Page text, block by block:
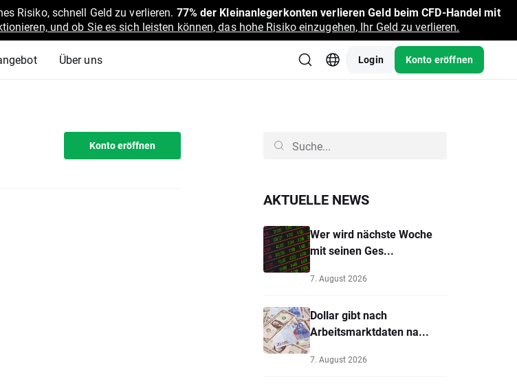
Risiko, schnell Geld zu verlieren. 77% der Kleinanlegerkonten verlieren Geld beim CFD-Handel mit
und ob Sie es sich leisten können, das hohe Risiko einzugehen, Ihr Geld zu verlieren.
Über uns Login Konto eröffnen
Konto eröffnen
AKTUELLE NEWS
Wer wird nächste Woche
mit seinen Ges...
7. August 2026
Dollar gibt nach
Arbeitsmarktdaten na...
7. August 2026